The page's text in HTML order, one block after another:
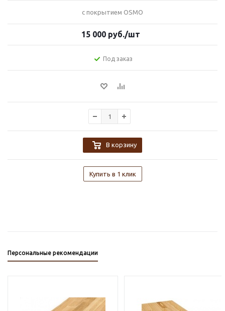
с покрытием OSMO
15 000 руб./шт
Под заказ
В корзину
Купить в 1 клик
Персональные рекомендации